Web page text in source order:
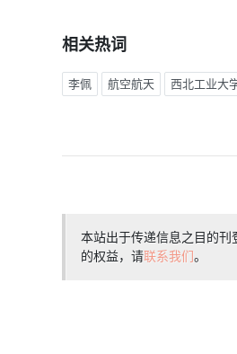
相关热词
李佩 航空航天 西北工业大
本站出于传递信息之目的
的权益，请联系我们。